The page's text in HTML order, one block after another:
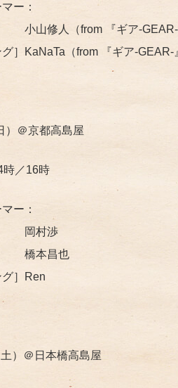
ー：
小山修人（from 『ギア-GEAR-
グ］KaNaTa（from 『ギア-GEAR-
）＠京都高島屋
時／16時
ー：
岡村渉
］ 橋本昌也
グ］Ren
）＠日本橋高島屋